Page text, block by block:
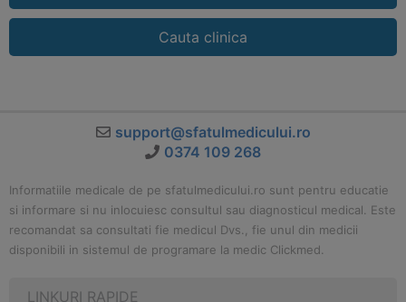
Cauta clinica
support@sfatulmedicului.ro
0374 109 268
Informatiile medicale de pe sfatulmedicului.ro sunt pentru educatie
si informare si nu inlocuiesc consultul sau diagnosticul medical. Este
recomandat sa consultati fie medicul Dvs., fie unul din medicii
disponibili in sistemul de programare la medic Clickmed.
LINKURI RAPIDE